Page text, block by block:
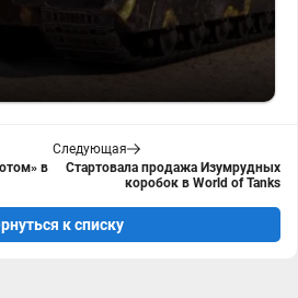
в
Следующая
Стартовала продажа Изумрудных
коробок в World of Tanks
к списку